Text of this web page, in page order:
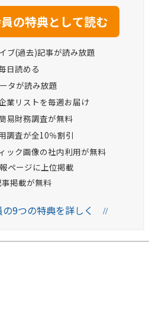
ブ(過去)記事が読み放題
日読める
タが読み放題
業リストを毎週お届け
易財務調査が無料
調査が全10％割引
ック画像の社内利用が無料
ページに上位掲載
事掲載が無料
9つの特典を詳しく //